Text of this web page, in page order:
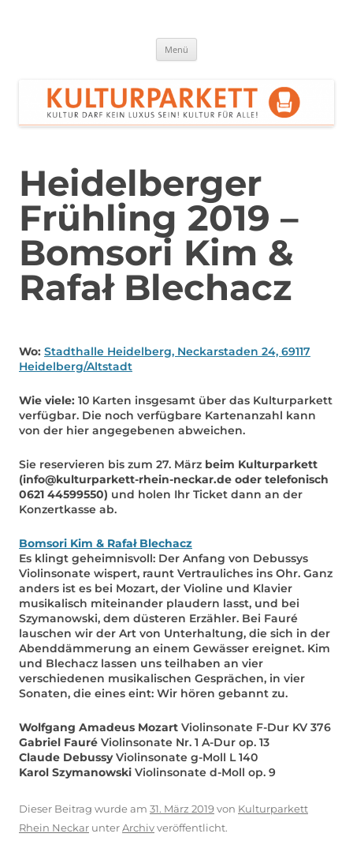
Menü
Heidelberger
Frühling 2019 –
Bomsori Kim &
Rafał Blechacz
Wo: Stadthalle Heidelberg, Neckarstaden 24, 69117
Heidelberg/Altstadt
Wie viele: 10 Karten insgesamt über das Kulturparkett
verfügbar. Die noch verfügbare Kartenanzahl kann
von der hier angegebenen abweichen.
Sie reservieren bis zum 27. März beim Kulturparkett
(info@kulturparkett-rhein-neckar.de oder telefonisch
0621 44599550) und holen Ihr Ticket dann an der
Konzertkasse ab.
Bomsori Kim & Rafał Blechacz
Es klingt geheimnisvoll: Der Anfang von Debussys
Violinsonate wispert, raunt Vertrauliches ins Ohr. Ganz
anders ist es bei Mozart, der Violine und Klavier
musikalisch miteinander plaudern lasst, und bei
Szymanowski, dem düsteren Erzähler. Bei Fauré
lauschen wir der Art von Unterhaltung, die sich in der
Abenddämmerung an einem Gewässer ereignet. Kim
und Blechacz lassen uns teilhaben an vier
verschiedenen musikalischen Gesprächen, in vier
Sonaten, die eines eint: Wir hören gebannt zu.
Wolfgang Amadeus Mozart Violinsonate F-Dur KV 376
Gabriel Fauré Violinsonate Nr. 1 A-Dur op. 13
Claude DebussyViolinsonate g-Moll L 140
Karol Szymanowski Violinsonate d-Moll op. 9
Dieser Beitrag wurde am 31. März 2019von Kulturparkett
Rhein Neckar unterArchivveröffentlicht.